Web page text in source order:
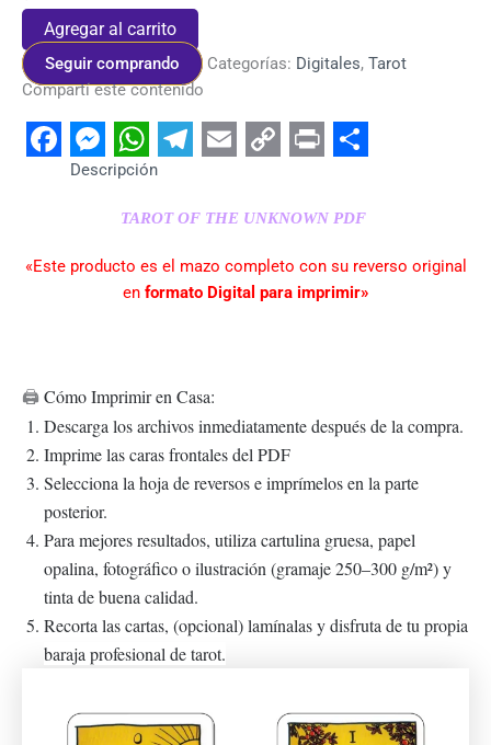
Agregar al carrito
Seguir comprando Categorías: Digitales, Tarot
Compartí este contenido
Facebook
Messenger
WhatsApp
Link
Descripción
TAROT OF THE UNKNOWN PDF
«Este producto es el mazo completo con su reverso original
enformato Digital para imprimir»
🖨️ Cómo Imprimir en Casa:
Descarga los archivos inmediatamente después de la compra.
Imprime las caras frontales del PDF
Selecciona la hoja de reversos e imprímelos en la parte
posterior.
Para mejores resultados, utiliza cartulina gruesa, papel
opalina, fotográfico o ilustración (gramaje 250–300 g/m²) y
tinta de buena calidad.
Recorta las cartas, (opcional) lamínalas y disfruta de tu propia
baraja profesional de tarot.